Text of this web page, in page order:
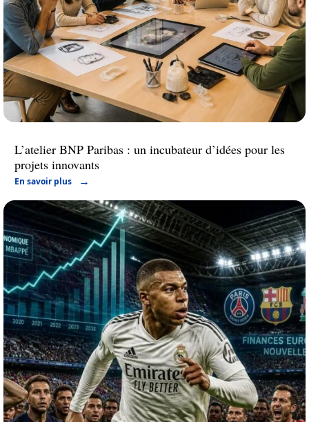
L’atelier BNP Paribas : un incubateur d’idées pour les
projets innovants
En savoir plus